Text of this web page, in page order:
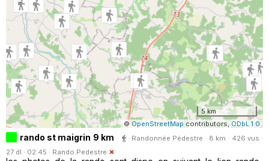
5 km
© OpenStreetMap contributors, ODbL 1.0
rando st maigrin 9 km
Randonnée Pédestre · 8 km · 426 vus ·
27 dl · 02:45 · Rando.Pedestre